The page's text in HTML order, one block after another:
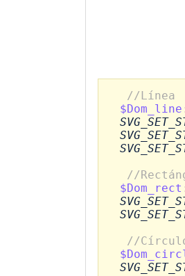
//Línea
$Dom_line
//
$Dom_rect
//